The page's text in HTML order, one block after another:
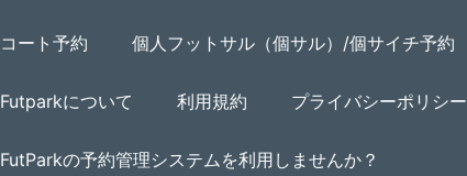
コート予約 個人フットサル（個サル）/個サイチ予約
Futparkについて 利用規約 プライバシーポリシー
FutParkの予約管理システムを利用しませんか？